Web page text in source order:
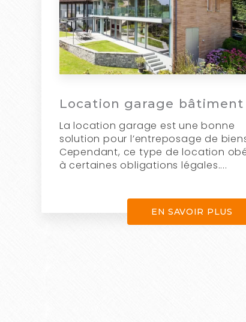
Location garage bâtiment
La location garage est une bonne
solution pour l’entreposage de
Cependant, ce type de location
à certaines obligations légales....
EN SAVOIR PLUS